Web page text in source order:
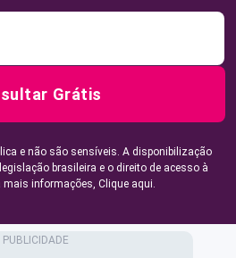
Grátis
e não são sensíveis. A disponibilização
brasileira e o direito de acesso à
mais informações, Clique aqui.